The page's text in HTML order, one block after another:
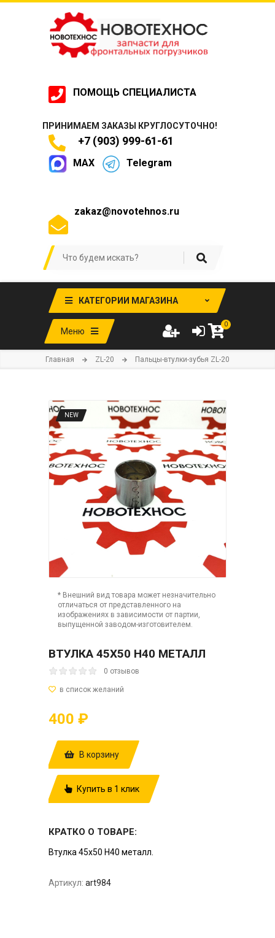
ПОМОЩЬ СПЕЦИАЛИСТА
ПРИНИМАЕМ ЗАКАЗЫ КРУГЛОСУТОЧНО!
+7 (903) 999-61-61
MAX Telegram
zakaz@novotehnos.ru
КАТЕГОРИИ МАГАЗИНА
Меню
0
Главная ZL-20 Пальцы-втулки-зубья ZL-20
NEW
* Внешний вид товара может незначительно
отличаться от представленного на
изображениях в зависимости от партии,
выпущенной заводом-изготовителем.
ВТУЛКА 45Х50 Н40 МЕТАЛЛ
0 отзывов
400 ₽
В корзину
Купить в 1 клик
КРАТКО О ТОВАРЕ:
Втулка 45x50 H40 металл.
Артикул: art984